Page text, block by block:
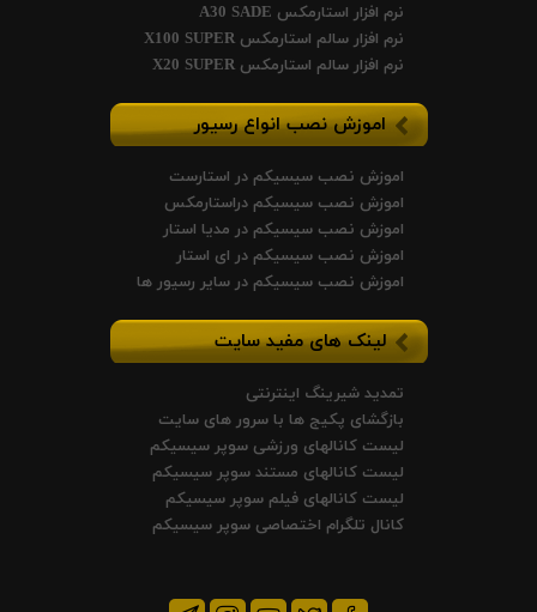
نرم افزار استارمکس A30 SADE
نرم افزار سالم استارمکس X100 SUPER
نرم افزار سالم استارمکس X20 SUPER
اموزش نصب انواع رسیور
اموزش نصب سیسیکم در استارست
اموزش نصب سیسیکم دراستارمکس
اموزش نصب سیسیکم در مدیا استار
اموزش نصب سیسیکم در ای استار
اموزش نصب سیسیکم در سایر رسیور ها
لینک های مفید سایت
تمدید شیرینگ اینترنتی
بازگشای پکیج ها با سرور های سایت
لیست کانالهای ورزشی سوپر سیسیکم
لیست کانالهای مستند سوپر سیسیکم
لیست کانالهای فیلم سوپر سیسیکم
کانال تلگرام اختصاصی سوپر سیسیکم